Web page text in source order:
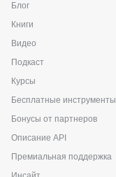
Блог
Книги
Видео
Подкаст
Курсы
Бесплатные инструменты
Бонусы от партнеров
Описание API
Премиальная поддержка